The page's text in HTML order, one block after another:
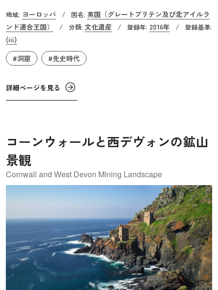
があります。西側は緩やかな斜面になっていますが、東側
は海岸沿いに切り立った断崖となっていて、その下にゴー
ハム、ヴァンガード、ハイエナ、ベネットと名付けられた
4つの洞窟群があります。これらの洞窟は、旧人であるネ
拠となっています。そこからはは、彼らが鳥や海獣類を食
べていたことや、装飾に羽毛を用いたことがわかっていま
地域: ヨーロッパ / 国名: 英国（グレートブリテン及び北アイルラ
ンド連合王国）
/ 分類: 文化遺産 / 登録年: 2016年 / 登録基準:
(iii)
#洞窟
#先史時代
詳細ページを見る
コーンウォールと西デヴォンの鉱山
景観
Cornwall and West Devon Mining Landscape